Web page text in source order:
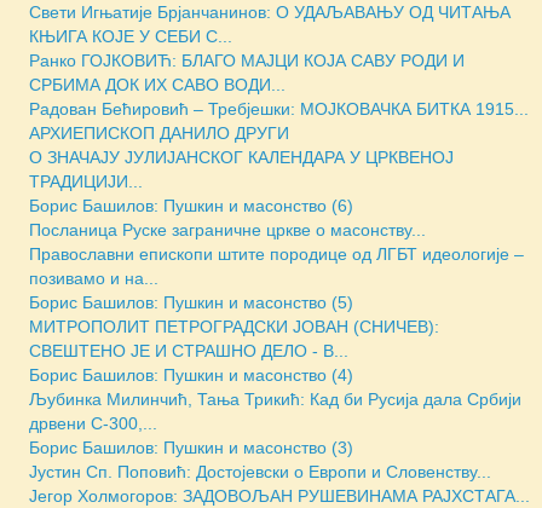
Свети Игњатиjе Брјанчанинов: О УДАЉАВАЊУ ОД ЧИТАЊА
КЊИГА КОЈЕ У СЕБИ С...
Ранко ГОЈКОВИЋ: БЛАГО МАЈЦИ КОЈА САВУ РОДИ И
СРБИМА ДОК ИХ САВО ВОДИ...
Радован Бећировић – Требјешки: МОЈКОВАЧКА БИТКА 1915...
АРХИЕПИСКОП ДАНИЛО ДРУГИ
О ЗНАЧАЈУ ЈУЛИЈАНСКОГ КАЛЕНДАРА У ЦРКВЕНОЈ
ТРАДИЦИЈИ...
Борис Башилов: Пушкин и масонство (6)
Посланица Руске заграничне цркве о масонству...
Православни епископи штите породице од ЛГБТ идеологије –
позивамо и на...
Борис Башилов: Пушкин и масонство (5)
МИТРОПОЛИТ ПЕТРОГРАДСКИ ЈОВАН (СНИЧЕВ):
СВЕШТЕНО ЈЕ И СТРАШНО ДЕЛО - В...
Борис Башилов: Пушкин и масонство (4)
Љубинка Милинчић, Тања Трикић: Кад би Русија дала Србији
дрвени С-300,...
Борис Башилов: Пушкин и масонство (3)
Јустин Сп. Поповић: Достојевски о Европи и Словенству...
Јегор Холмогоров: ЗАДОВОЉАН РУШЕВИНАМА РАЈХСТАГА...